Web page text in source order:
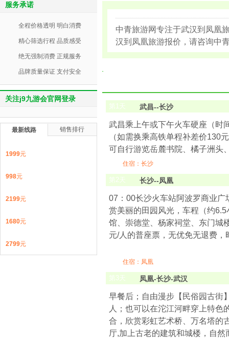
中青旅游网专注于武汉到凤凰
汉到凤凰旅游报价，请咨询中
第1天 武昌--长沙
武昌乘上午或下午火车硬座（时
（如需换乘高铁单程补差价130
可自行游览岳麓书院、橘子洲头
住宿：长沙
第2天 长沙--凤凰
07：00长沙火车站阿波罗商业
赏美丽的田园风光，车程（约
馆、崇德堂、杨家祠堂、东门城
元/人的普座票，无优免无退费，
住宿：凤凰
第3天 凤凰-长沙-武汉
早餐后；自由漫步【民俗园古街
人；也可以在沱江河畔穿上特色
合，欣赏彩虹艺术桥、万名塔的
厅,加上古老的建筑和城楼，自
服务承诺
全程价格透明 明白消费
精心筛选行程 品质感受
绝无强制消费 正规服务
品牌质量保证 支付安全
关注j9九游会官网登录
最新线路 销售排行
1999元
998元
2199元
1680元
2799元